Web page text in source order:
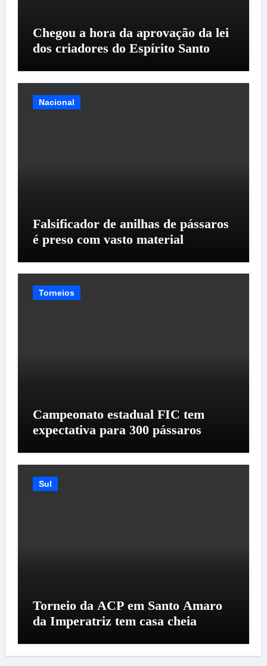
Chegou a hora da aprovação da lei
dos criadores do Espírito Santo
Nacional
Falsificador de anilhas de pássaros
é preso com vasto material
Torneios
Campeonato estadual FIC tem
expectativa para 300 pássaros
Sul
Torneio da ACP em Santo Amaro
da Imperatriz tem casa cheia